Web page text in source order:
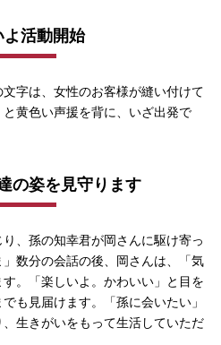
よ活動開始
字は、女性のお客様が縫い付けて
黄色い声援を背に、いざ出発で
の姿を見守ります
、孫の知幸君が岡さんに駆け寄っ
数分の会話の後、岡さんは、「気
。「楽しいよ。かわいい」と目を
も見届けます。「孫に会いたい」
生きがいをもって生活していただ